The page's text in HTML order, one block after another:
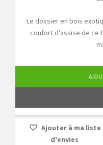
Le dossier en bois
confort d'assise de ce
Ajouter à ma liste
d'envies